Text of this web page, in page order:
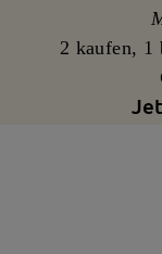
2 kaufen, 1